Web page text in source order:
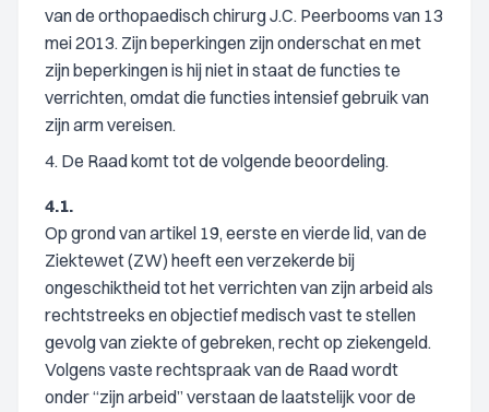
van de orthopaedisch chirurg J.C. Peerbooms van 13
mei 2013. Zijn beperkingen zijn onderschat en met
zijn beperkingen is hij niet in staat de functies te
verrichten, omdat die functies intensief gebruik van
zijn arm vereisen.
4. De Raad komt tot de volgende beoordeling.
4.1.
Op grond van artikel 19, eerste en vierde lid, van de
Ziektewet (ZW) heeft een verzekerde bij
ongeschiktheid tot het verrichten van zijn arbeid als
rechtstreeks en objectief medisch vast te stellen
gevolg van ziekte of gebreken, recht op ziekengeld.
Volgens vaste rechtspraak van de Raad wordt
onder “zijn arbeid” verstaan de laatstelijk voor de